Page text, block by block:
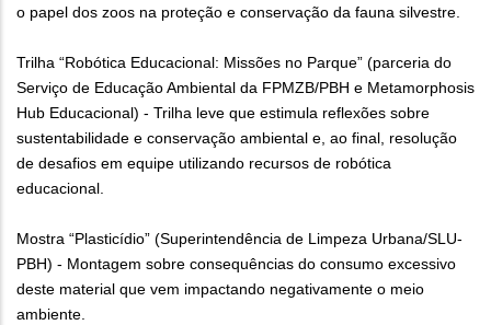
o papel dos zoos na proteção e conservação da fauna silvestre.
Trilha “Robótica Educacional: Missões no Parque” (parceria do
Serviço de Educação Ambiental da FPMZB/PBH e Metamorphosis
Hub Educacional) - Trilha leve que estimula reflexões sobre
sustentabilidade e conservação ambiental e, ao final, resolução
de desafios em equipe utilizando recursos de robótica
educacional.
Mostra “Plasticídio” (Superintendência de Limpeza Urbana/SLU-
PBH) - Montagem sobre consequências do consumo excessivo
deste material que vem impactando negativamente o meio
ambiente.